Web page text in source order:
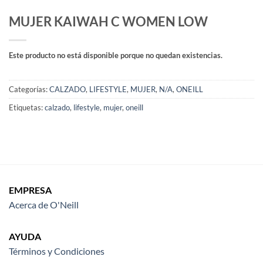
MUJER KAIWAH C WOMEN LOW
Este producto no está disponible porque no quedan existencias.
Categorías:CALZADO, LIFESTYLE, MUJER, N/A, ONEILL
Etiquetas:calzado, lifestyle, mujer, oneill
EMPRESA
Acerca de O'Neill
AYUDA
Términos y Condiciones